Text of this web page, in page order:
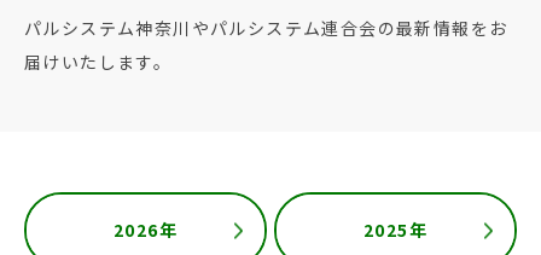
パルシステム神奈川やパルシステム連合会の最新情報をお
届けいたします。
2026年 2025年